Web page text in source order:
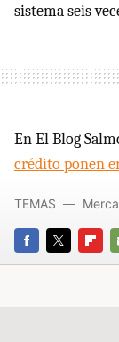
sistema seis
En El Blog
crédito ponen
FACEBOOK
TWITTER
TEMAS